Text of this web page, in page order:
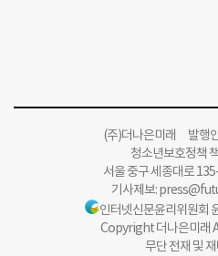
(주)더나은미래 발행
청소년보호정책
서울 중구 세종대로
기사제보:
인터넷신문윤리위원회
Copyright 더나은미래
무단 전재 및